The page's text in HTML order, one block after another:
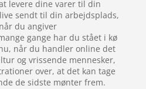
levere dine varer til din
sendt til din arbejdsplads,
du angiver
gange har du stået i kø
når du handler online det
og vrissende mennesker,
over, at det kan tage
de sidste mønter frem.